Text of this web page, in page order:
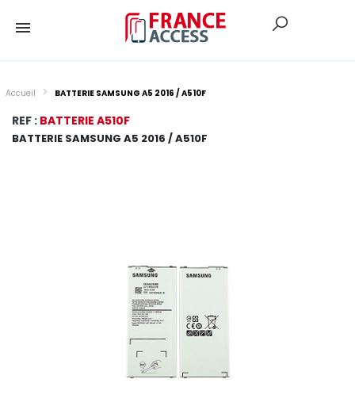
Accueil BATTERIE SAMSUNG A5 2016 / A510F
REF : BATTERIE A510F
BATTERIE SAMSUNG A5 2016 / A510F